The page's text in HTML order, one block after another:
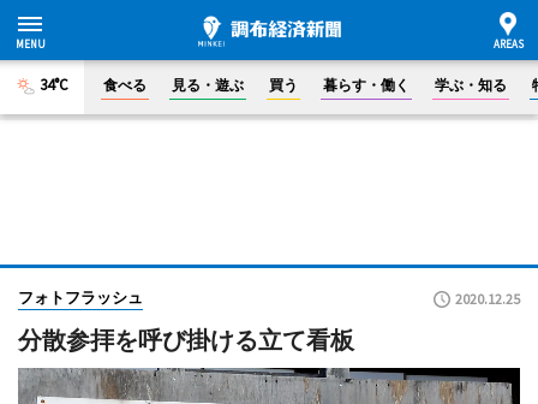
34°C 食べる 見る・遊ぶ 買う 暮らす・働く 学ぶ・知る
フォトフラッシュ 2020.12.25
分散参拝を呼び掛ける立て看板